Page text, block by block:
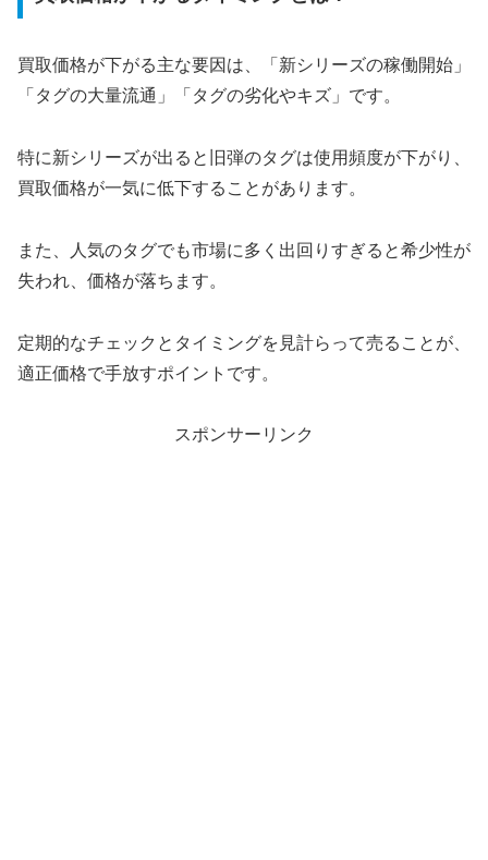
買取価格が下がる主な要因は、「新シリーズの稼働開始」
「タグの大量流通」「タグの劣化やキズ」です。
特に新シリーズが出ると旧弾のタグは使用頻度が下がり、
買取価格が一気に低下することがあります。
また、人気のタグでも市場に多く出回りすぎると希少性が
失われ、価格が落ちます。
定期的なチェックとタイミングを見計らって売ることが、
適正価格で手放すポイントです。
スポンサーリンク